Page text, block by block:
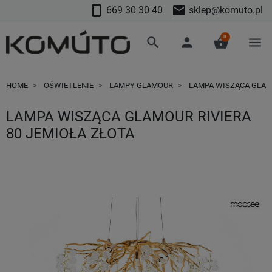
smartphone 669 30 30 40 mail sklep@komuto.pl
search person shopping_basket
0 menu
HOME OŚWIETLENIE LAMPY GLAMOUR LAMPA WISZĄCA
LAMPA WISZĄCA GLAMOUR RIVIERA
80 JEMIOŁA ZŁOTA